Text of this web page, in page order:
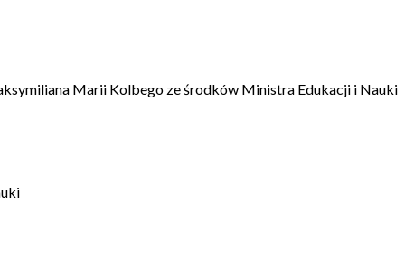
Marii Kolbego ze środków Ministra Edukacji i Nauki